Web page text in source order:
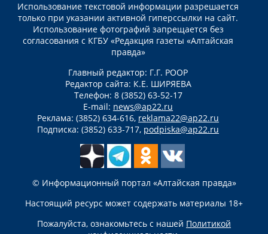
Использование текстовой информации разрешается
только при указании активной гиперссылки на сайт.
Использование фотографий запрещается без
согласования с КГБУ «Редакция газеты «Алтайская
правда»
Главный редактор: Г.Г. РООР
Редактор сайта: К.Е. ШИРЯЕВА
Телефон: 8 (3852) 63-52-17
E-mail: news@ap22.ru
Реклама: (3852) 634-616, reklama22@ap22.ru
Подписка: (3852) 633-717, podpiska@ap22.ru
© Информационный портал «Алтайская правда»
Настоящий ресурс может содержать материалы 18+
Пожалуйста, ознакомьтесь с нашей Политикой